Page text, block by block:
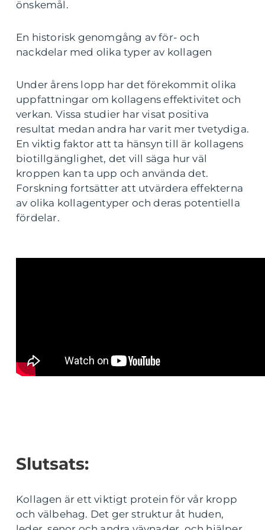
önskemål.
En historisk genomgång av för- och
nackdelar med olika typer av kollagen
Under årens lopp har det förekommit olika
uppfattningar om kollagens effektivitet och
verkan. Vissa studier har visat positiva
resultat medan andra har varit mer tvetydiga.
En viktig faktor att ta hänsyn till är kollagens
biotillgänglighet, det vill säga hur väl
kroppen kan ta upp och använda det.
Forskning fortsätter att utvärdera effekterna
av olika kollagentyper och deras potentiella
fördelar.
Slutsats:
Kollagen är ett viktigt protein för vår kropp
och välbehag. Det ger struktur åt huden,